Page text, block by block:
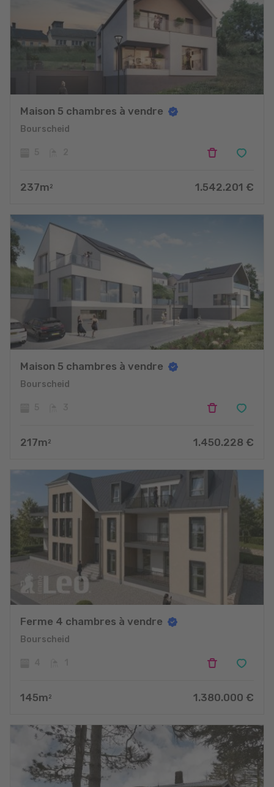
Maison 5 chambres à vendre
Bourscheid
237m 2 1.542.201 €
Maison 5 chambres à vendre
Bourscheid
217m 2 1.450.228 €
Ferme 4 chambres à vendre
Bourscheid
145m 2 1.380.000 €